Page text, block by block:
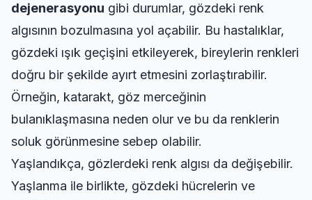
dejenerasyonu gibi durumlar, gözdeki renk
algısının bozulmasına yol açabilir. Bu hastalıklar,
gözdeki ışık geçişini etkileyerek, bireylerin renkleri
doğru bir şekilde ayırt etmesini zorlaştırabilir.
Örneğin, katarakt, göz merceğinin
bulanıklaşmasına neden olur ve bu da renklerin
soluk görünmesine sebep olabilir.
Yaşlandıkça, gözlerdeki renk algısı da değişebilir.
Yaşlanma ile birlikte, gözdeki hücrelerin ve